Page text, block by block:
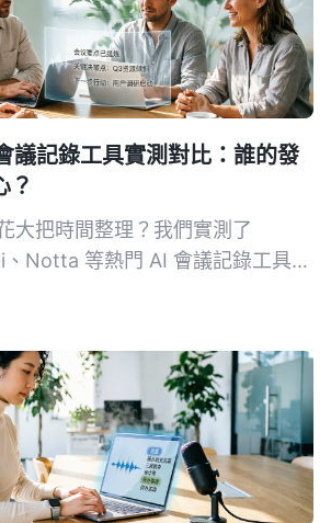
議記錄工具實測對比：誰的發
？
大把時間整理？我們實測了
Notta 等熱門 AI 會議記錄工具，